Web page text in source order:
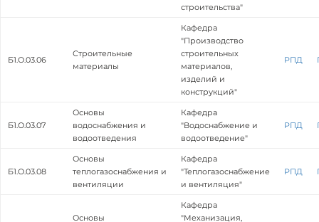
строительства"
Б1.О.03.06
Строительные
материалы
Кафедра
"Производство
строительных
материалов,
изделий и
конструкций"
РПД
Б1.О.03.07
Основы
водоснабжения и
водоотведения
Кафедра
"Водоснабжение и
водоотведение"
РПД
Б1.О.03.08
Основы
теплогазоснабжения и
вентиляции
Кафедра
"Теплогазоснабжение
и вентиляция"
РПД
Основы
Кафедра
"Механизация,